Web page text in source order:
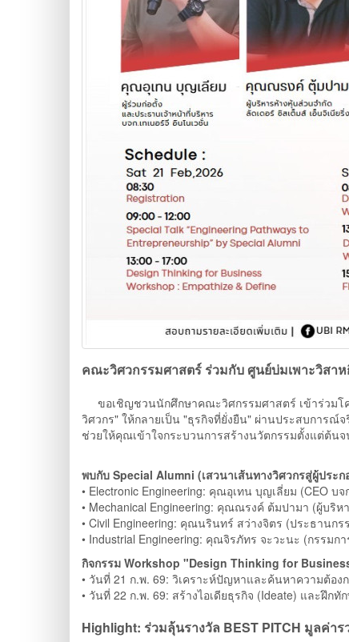
คณะวิศวกรรมศาสตร์ ร่วมกับ ศูนย์บ่มเพาะวิสาห
ขอเชิญชวนนักศึกษาคณะวิศกรรมศาสตร์ เข้าร่วมโค
วิศวกร" ให้กลายเป็น "ธุรกิจที่ยั่งยืน" ผ่านประสบการณ์
ช่วยให้คุณเข้าใจกระบวนการสร้างนวัตกรรมตั้งแต่ต้น
พบกับ Special Alumni (เสวนาเส้นทางวิศวกรสู่ผู้ประ
• Electronic Engineering: คุณอุเทน บุญเลี่ยม (CEO บ
• Mechanical Engineering: คุณณรงค์ ต้มปามา (ผู้บริห
• Civil Engineering: คุณนรินทร์ สว่างจิตร (ประธานก
• Industrial Engineering: คุณจิรภัทร จะวะนะ (กรรมก
กิจกรรม Workshop "Design Thinking for
• วันที่ 21 ก.พ. 69: วิเคราะห์ปัญหาและค้นหาความต้อง
• วันที่ 22 ก.พ. 69: สร้างไอเดียธุรกิจ (Ideate) และฝึกทั
Highlight: ร่วมลุ้นรางวัล BEST PITCH มูลค่า